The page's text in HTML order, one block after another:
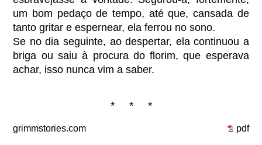
um bom pedaço de tempo, até que, cansada de
tanto gritar e espernear, ela ferrou no sono.
Se no dia seguinte, ao despertar, ela continuou a
briga ou saiu à procura do florim, que esperava
achar, isso nunca vim a saber.
* * *
grimmstories.com pdf